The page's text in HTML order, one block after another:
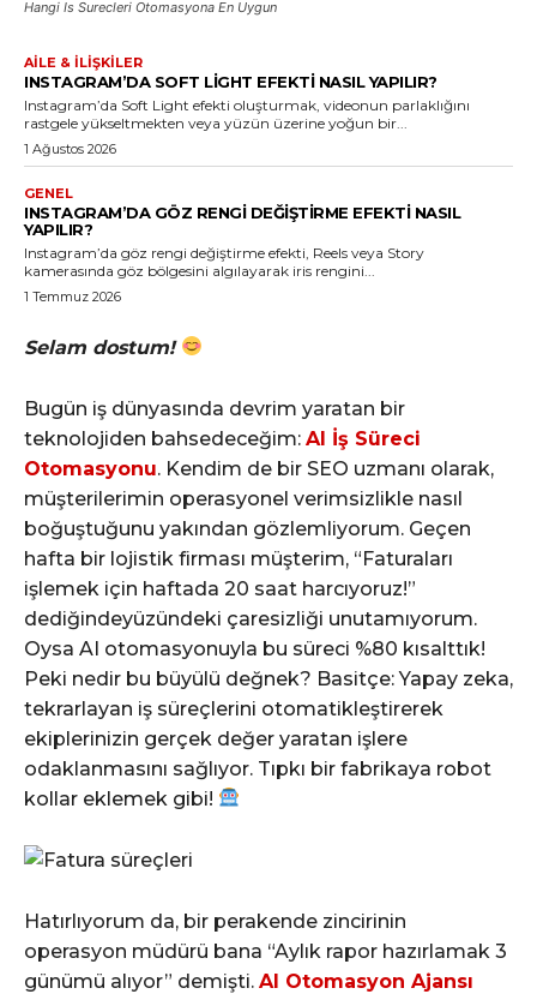
Hangi Is Surecleri Otomasyona En Uygun
AILE & İLIŞKILER
INSTAGRAM’DA SOFT LIGHT EFEKTI NASIL YAPILIR?
Instagram’da Soft Light efekti oluşturmak, videonun parlaklığını
rastgele yükseltmekten veya yüzün üzerine yoğun bir...
1 Ağustos 2026
GENEL
INSTAGRAM’DA GÖZ RENGI DEĞIŞTIRME EFEKTI NASIL
YAPILIR?
Instagram’da göz rengi değiştirme efekti, Reels veya Story
kamerasında göz bölgesini algılayarak iris rengini...
1 Temmuz 2026
Selam dostum!
Bugün iş dünyasında devrim yaratan bir
teknolojiden bahsedeceğim: AI İş Süreci
Otomasyonu. Kendim de bir SEO uzmanı olarak,
müşterilerimin operasyonel verimsizlikle nasıl
boğuştuğunu yakından gözlemliyorum. Geçen
hafta bir lojistik firması müşterim, “Faturaları
işlemek için haftada 20 saat harcıyoruz!”
dediğindeyüzündeki çaresizliği unutamıyorum.
Oysa AI otomasyonuyla bu süreci %80 kısalttık!
Peki nedir bu büyülü değnek? Basitçe: Yapay zeka,
tekrarlayan iş süreçlerini otomatikleştirerek
ekiplerinizin gerçek değer yaratan işlere
odaklanmasını sağlıyor. Tıpkı bir fabrikaya robot
kollar eklemek gibi!
Hatırlıyorum da, bir perakende zincirinin
operasyon müdürü bana “Aylık rapor hazırlamak 3
günümü alıyor” demişti. AI Otomasyon Ajansı